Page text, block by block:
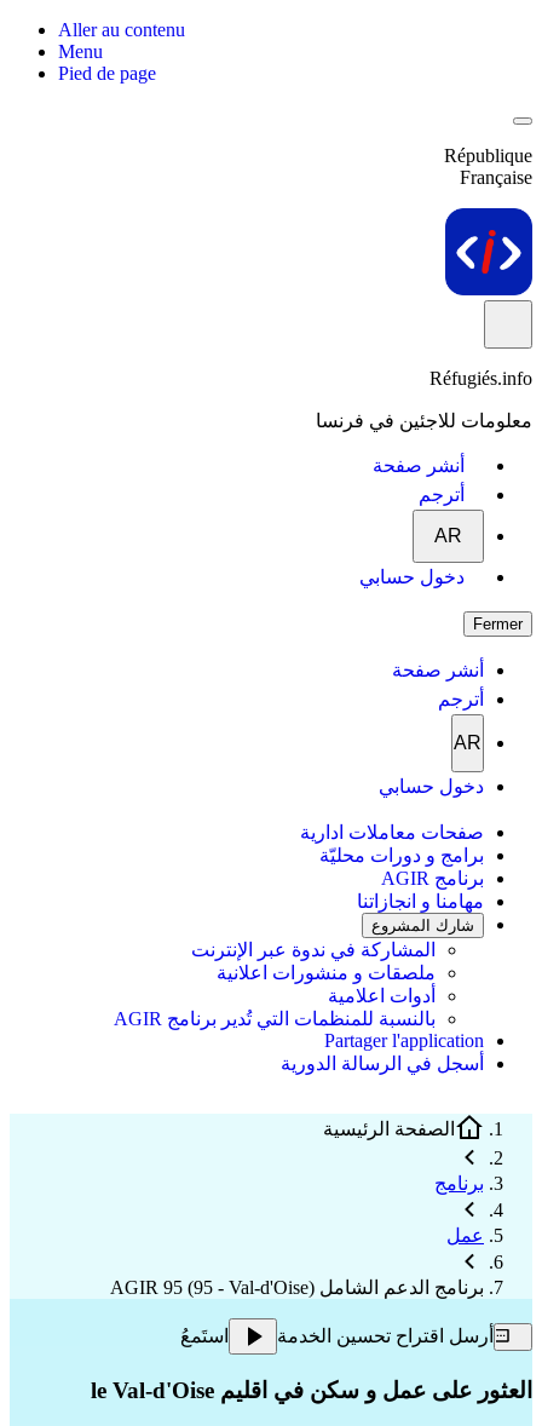
Aller au contenu
Menu
Pied de page
République
Française
Réfugiés.info
معلومات للاجئين في فرنسا
أنشر صفحة
أترجم
AR
دخول حسابي
Fermer
أنشر صفحة
أترجم
AR
دخول حسابي
صفحات معاملات ادارية
برامج و دورات محليّة
برنامج AGIR
مهامنا و انجازاتنا
شارك المشروع
المشاركة في ندوة عبر الإنترنت
ملصقات و منشورات اعلانية
أدوات اعلامية
بالنسبة للمنظمات التي تُدير برنامج AGIR
Partager l'application
أسجل في الرسالة الدورية
الصفحة الرئيسية
برنامج
عمل
برنامج الدعم الشامل AGIR 95 (95 - Val-d'Oise)
أرسل اقتراح تحسين الخدمة استَمعُ
العثور على عمل و سكن في اقليم le Val-d'Oise